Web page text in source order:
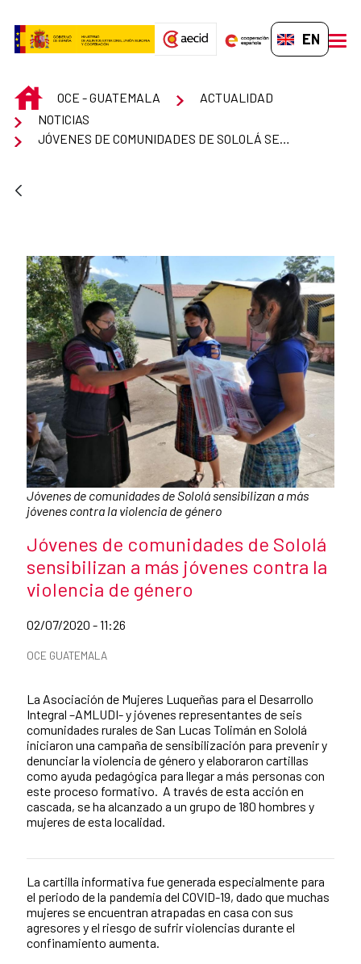
EN-GB
INICIOOCE - GUATEMALA
ACTUALIDAD
NOTICIAS
Caption:
Jóvenes de comunidades de Sololá sensibilizan a más
jóvenes contra la violencia de género
News title
Jóvenes de comunidades de Sololá
sensibilizan a más jóvenes contra la
violencia de género
Date of publication of the news item
02/07/2020 - 11:26
News categories
OCE GUATEMALA
La Asociación de Mujeres Luqueñas para el Desarrollo
Integral –AMLUDI- y jóvenes representantes de seis
comunidades rurales de San Lucas Tolimán en Sololá
iniciaron una campaña de sensibilización para prevenir y
denunciar la violencia de género y elaboraron cartillas
como ayuda pedagógica para llegar a más personas con
este proceso formativo. A través de esta acción en
cascada, se ha alcanzado a un grupo de 180 hombres y
mujeres de esta localidad.
News content
La cartilla informativa fue generada especialmente para
el periodo de la pandemia del COVID-19, dado que muchas
mujeres se encuentran atrapadas en casa con sus
agresores y el riesgo de sufrir violencias durante el
confinamiento aumenta.